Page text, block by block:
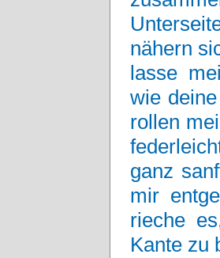
nähern
lasse
wie
rollen
ganz
mir
rieche
Kante zu